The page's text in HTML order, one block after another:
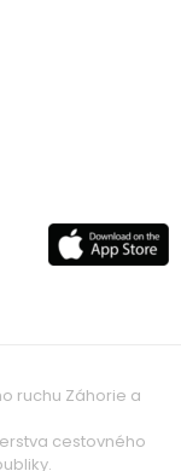
ruchu Záhorie a
cestovného